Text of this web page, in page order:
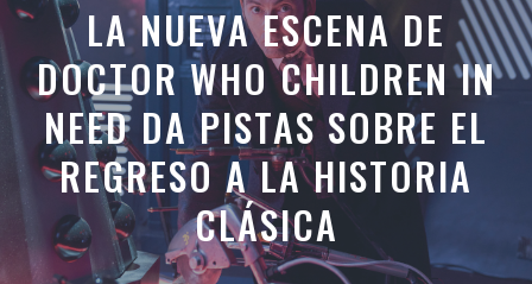
LA NUEVA ESCENA DE
DOCTOR WHO CHILDREN IN
NEED DA PISTAS SOBRE EL
REGRESO A LA HISTORIA
CLÁSICA